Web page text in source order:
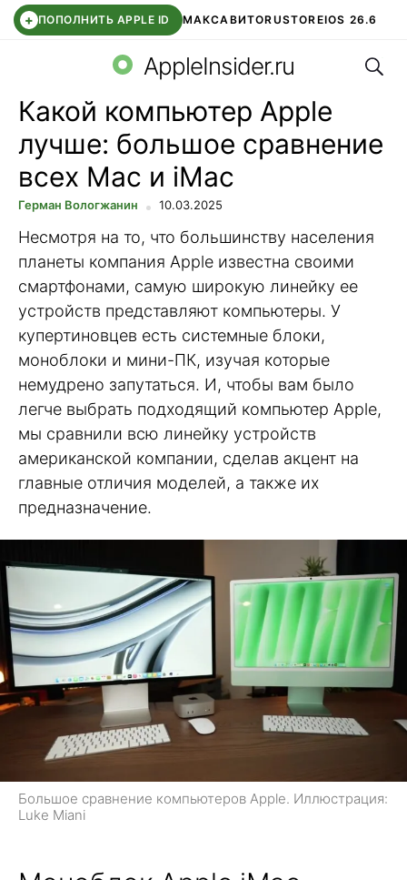
+ ПОПОЛНИТЬ APPLE ID МАКСАВИТОRUSTOREIOS 26.6
СБЕР КИДС ВТБ ОНЛАЙН ЧАТ В ROBLOX
AppleInsider.ru
Какой компьютер Apple
лучше: большое сравнение
всех Mac и iMac
Герман Вологжанин 10.03.2025
Несмотря на то, что большинству населения
планеты компания Apple известна своими
смартфонами, самую широкую линейку ее
устройств представляют компьютеры. У
купертиновцев есть системные блоки,
моноблоки и мини-ПК, изучая которые
немудрено запутаться. И, чтобы вам было
легче выбрать подходящий компьютер Apple,
мы сравнили всю линейку устройств
американской компании, сделав акцент на
главные отличия моделей, а также их
предназначение.
Большое сравнение компьютеров Apple. Иллюстрация:
Luke Miani